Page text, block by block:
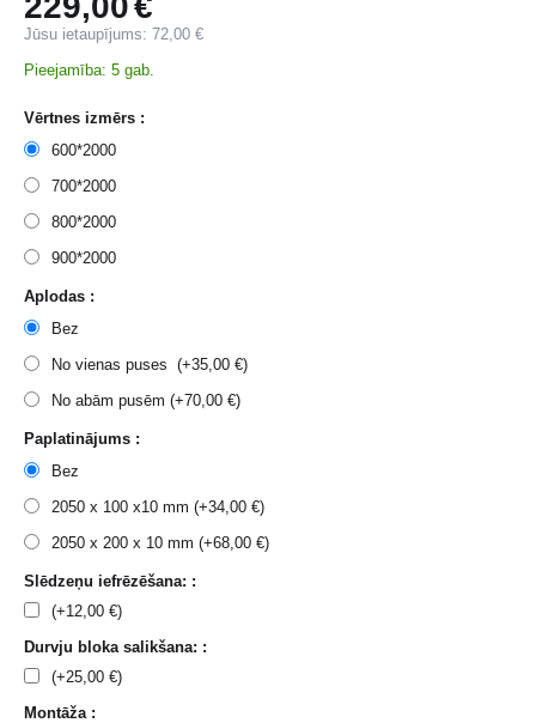
Jūsu ietaupījums:72,00 €
Pieejamība: 5 gab.
Vērtnes izmērs :
600*2000
700*2000
800*2000
900*2000
Aplodas :
Bez
No vienas puses (+35,00 €)
No abām pusēm (+70,00 €)
Paplatinājums :
Bez
2050 x 100 x10 mm (+34,00 €)
2050 x 200 x 10 mm (+68,00 €)
Slēdzeņu iefrēzēšana: :
(+12,00 €)
Durvju bloka salikšana: :
(+25,00 €)
Montāža :